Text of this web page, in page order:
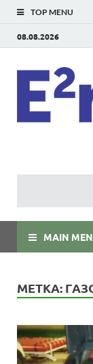
TOP MENU
08.08.2026
MAIN
МЕТКА: